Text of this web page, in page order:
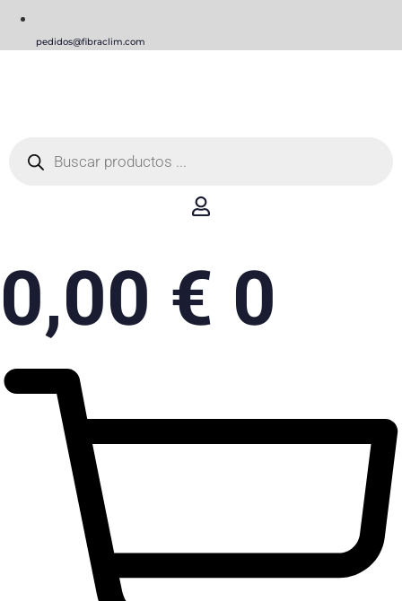
pedidos@fibraclim.com
productos
0,00 € 0